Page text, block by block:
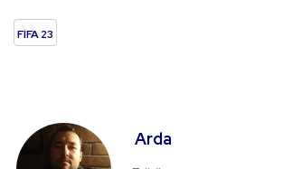
FIFA 23
Arda